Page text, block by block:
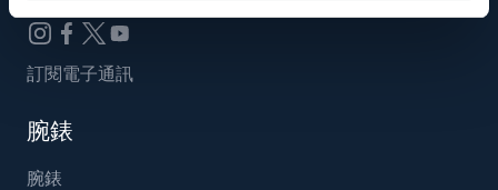
訂閱電子通訊
腕錶
腕錶